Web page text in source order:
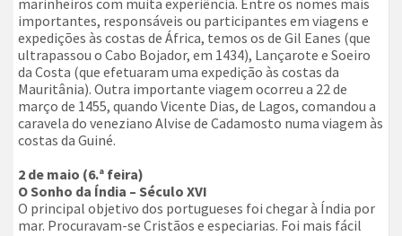
marinheiros com muita experiência. Entre os nomes mais
importantes, responsáveis ou participantes em viagens e
expedições às costas de África, temos os de Gil Eanes (que
ultrapassou o Cabo Bojador, em 1434), Lançarote e Soeiro
da Costa (que efetuaram uma expedição às costas da
Mauritânia). Outra importante viagem ocorreu a 22 de
março de 1455, quando Vicente Dias, de Lagos, comandou a
caravela do veneziano Alvise de Cadamosto numa viagem às
costas da Guiné.
2 de maio (6.ª feira)
O Sonho da Índia – Século XVI
O principal objetivo dos portugueses foi chegar à Índia por
mar. Procuravam-se Cristãos e especiarias. Foi mais fácil